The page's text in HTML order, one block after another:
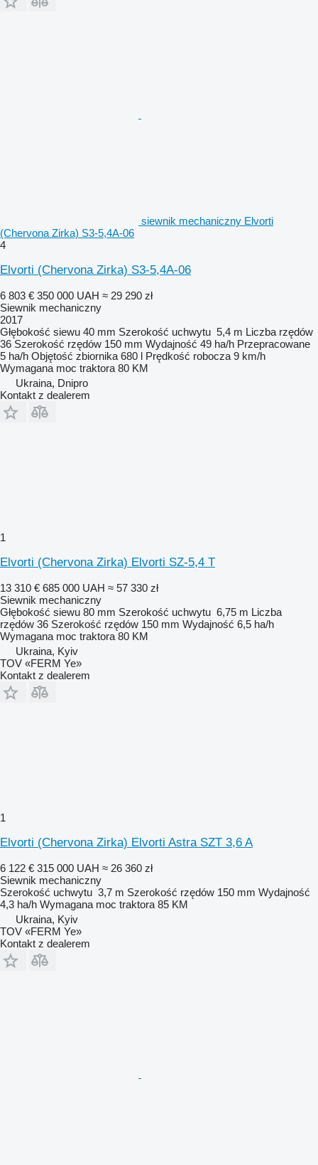
siewnik mechaniczny Elvorti
(Chervona Zirka) S3-5,4A-06
4
Elvorti (Chervona Zirka) S3-5,4A-06
6 803 € 350 000 UAH ≈ 29 290 zł
Siewnik mechaniczny
2017
Głębokość siewu 40 mm Szerokość uchwytu 5,4 m Liczba rzędów
36 Szerokość rzędów 150 mm Wydajność 49 ha/h Przepracowane
5 ha/h Objętość zbiornika 680 l Prędkość robocza 9 km/h
Wymagana moc traktora 80 KM
Ukraina, Dnipro
Kontakt z dealerem
1
Elvorti (Chervona Zirka) Elvorti SZ-5,4 T
13 310 € 685 000 UAH ≈ 57 330 zł
Siewnik mechaniczny
Głębokość siewu 80 mm Szerokość uchwytu 6,75 m Liczba
rzędów 36 Szerokość rzędów 150 mm Wydajność 6,5 ha/h
Wymagana moc traktora 80 KM
Ukraina, Kyiv
TOV «FERM Ye»
Kontakt z dealerem
1
Elvorti (Chervona Zirka) Elvorti Astra SZT 3,6 A
6 122 € 315 000 UAH ≈ 26 360 zł
Siewnik mechaniczny
Szerokość uchwytu 3,7 m Szerokość rzędów 150 mm Wydajność
4,3 ha/h Wymagana moc traktora 85 KM
Ukraina, Kyiv
TOV «FERM Ye»
Kontakt z dealerem